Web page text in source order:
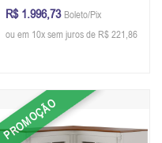
Escuro - Imbuia Glazer
R$ 1.996,73 Boleto/Pix
ou em 10x sem juros de R$ 221,86
PROMOÇÃO